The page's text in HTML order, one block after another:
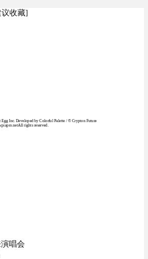
议收藏]
Egg Inc. Developed by Colorful Palette / © Crypton Future
rights reserved.
唱会